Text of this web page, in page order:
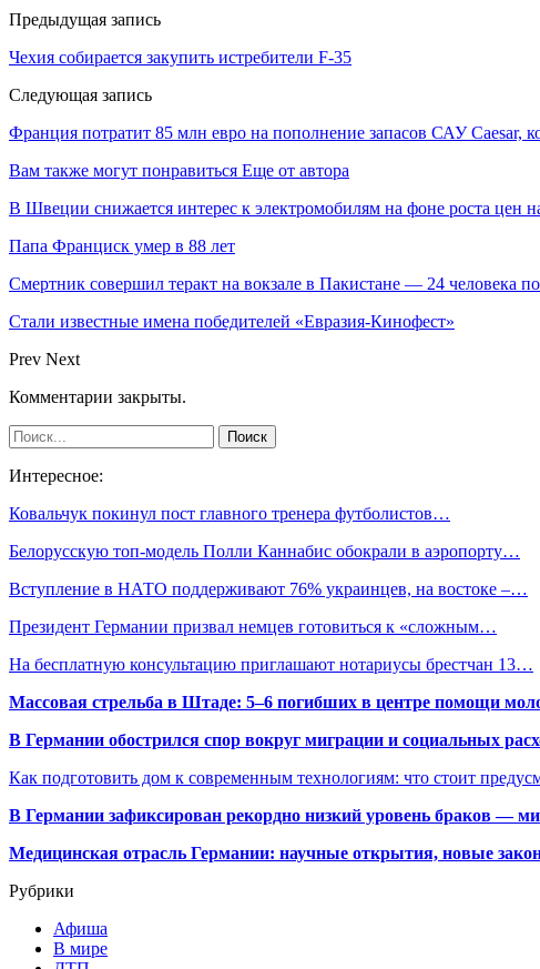
Предыдущая запись
Чехия собирается закупить истребители F-35
Следующая запись
Франция потратит 85 млн евро на пополнение запасов САУ Caesar,
Вам также могут понравиться Еще от автора
В Швеции снижается интерес к электромобилям на фоне роста цен
Папа Франциск умер в 88 лет
Смертник совершил теракт на вокзале в Пакистане — 24 человека
Стали известные имена победителей «Евразия-Кинофест»
Prev Next
Комментарии закрыты.
Интересное:
Ковальчук покинул пост главного тренера футболистов…
Белорусскую топ-модель Полли Каннабис обокрали в аэропорту…
Вступление в НАТО поддерживают 76% украинцев, на востоке –…
Президент Германии призвал немцев готовиться к «сложным…
На бесплатную консультацию приглашают нотариусы брестчан 13…
Массовая стрельба в Штаде: 5–6 погибших в центре помощи
В Германии обострился спор вокруг миграции и социальных
Как подготовить дом к современным технологиям: что стоит
В Германии зафиксирован рекордно низкий уровень браков —
Медицинская отрасль Германии: научные открытия, новые
Рубрики
Афиша
В мире